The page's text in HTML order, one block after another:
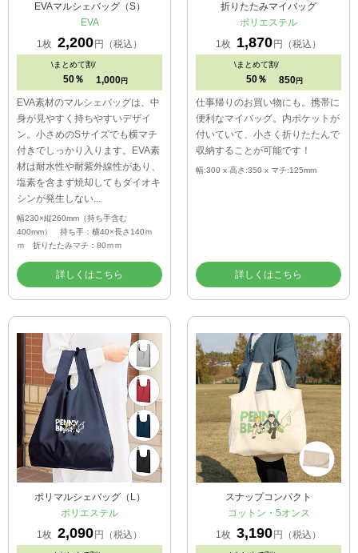
EVAマルシェバッグ（S）
EVA
1枚 2,200円（税込）
\まとめて割/
50％ 1,000円
EVA素材のマルシェバッグは、中
身が見やすく持ちやすいデザイ
ン。小さめのSサイズでも横マチ
付きでしっかり入ります。EVA素
材は耐水性や耐紫外線性があり、
塩素を含まず焼却してもダイオキ
シンが発生しない...
幅230×縦260mm（持ち手含む
400mm） 持ち手：横40×長さ140ｍ
ｍ 折りたたみマチ：80ｍｍ
詳しくはこちら
折りたたみマイバッグ
ポリエステル
1枚 1,870円（税込）
\まとめて割/
50％ 850円
仕事帰りのお買い物にも。携帯に
便利なマイバッグ。内ポケットが
付いていて、小さく折りたたんで
収納することが可能です！
幅:300 x 高さ:350 x マチ:125mm
詳しくはこちら
ポリマルシェバッグ（L）
ポリエステル
1枚 2,090円（税込）
スナップコンパクト
コットン・5オンス
1枚 3,190円（税込）